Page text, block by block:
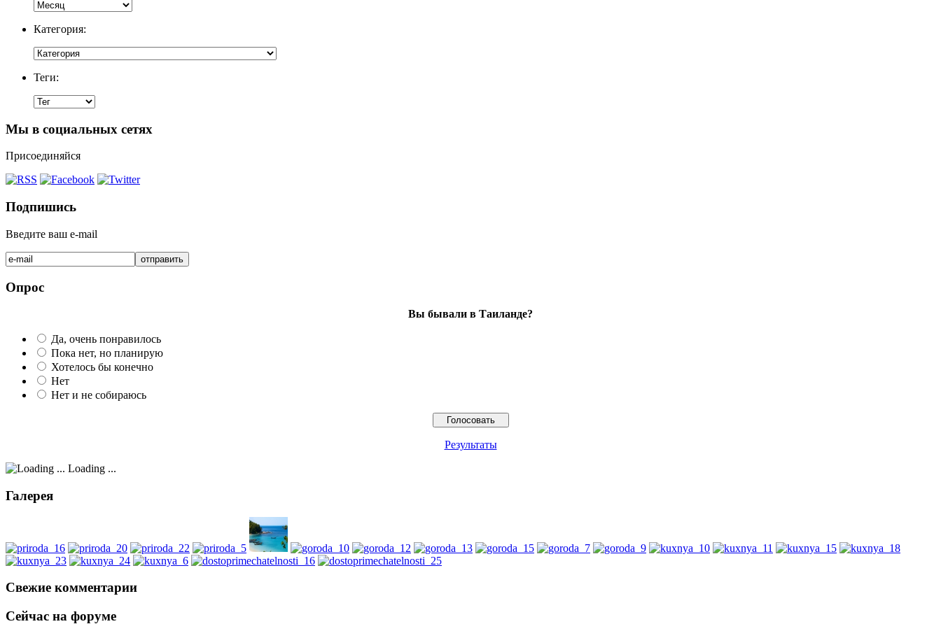
Категория:
Теги:
Мы в социальных сетях
Присоединяйся
Подпишись
Введите ваш e-mail
Опрос
Вы бывали в Таиланде?
Да, очень понравилось
Пока нет, но планирую
Хотелось бы конечно
Нет
Нет и не собираюсь
Результаты
Loading ...
Галерея
Свежие комментарии
Сейчас на форуме